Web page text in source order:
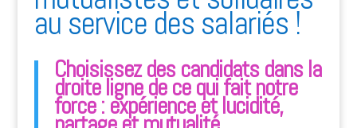
au service des salariés !
Choisissez des candidats dans la
droite ligne de ce qui fait notre
force : expérience et lucidité,